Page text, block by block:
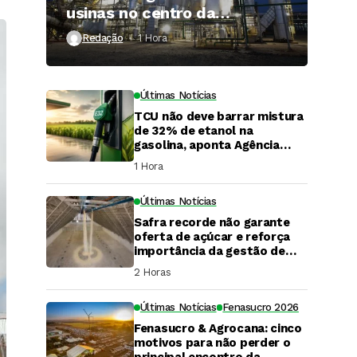
usinas no centro da
expansão do gás renovável
Redação 1 Hora ⁮
Últimas Notícias
TCU não deve barrar mistura
de 32% de etanol na
gasolina, aponta Agência
iNFRA
1 Hora ⁮
Últimas Notícias
Safra recorde não garante
oferta de açúcar e reforça
importância da gestão de
risco
2 Horas ⁮
Últimas Notícias Fenasucro 2026
Fenasucro & Agrocana: cinco
motivos para não perder o
DaCana Cast